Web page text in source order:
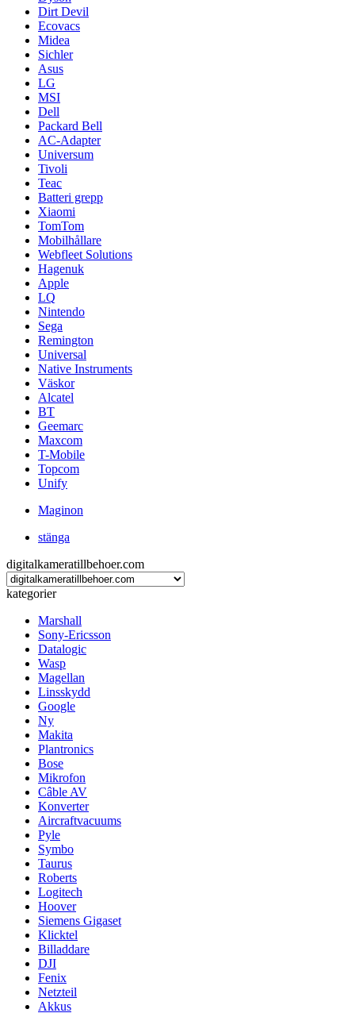
Dirt Devil
Ecovacs
Midea
Sichler
Asus
LG
MSI
Dell
Packard Bell
AC-Adapter
Universum
Tivoli
Teac
Batteri grepp
Xiaomi
TomTom
Mobilhållare
Webfleet Solutions
Hagenuk
Apple
LQ
Nintendo
Sega
Remington
Universal
Native Instruments
Väskor
Alcatel
BT
Geemarc
Maxcom
T-Mobile
Topcom
Unify
Maginon
stänga
digitalkameratillbehoer.com
kategorier
Marshall
Sony-Ericsson
Datalogic
Wasp
Magellan
Linsskydd
Google
Ny
Makita
Plantronics
Bose
Mikrofon
Câble AV
Konverter
Aircraftvacuums
Pyle
Symbo
Taurus
Roberts
Logitech
Hoover
Siemens Gigaset
Klicktel
Billaddare
DJI
Fenix
Netzteil
Akkus